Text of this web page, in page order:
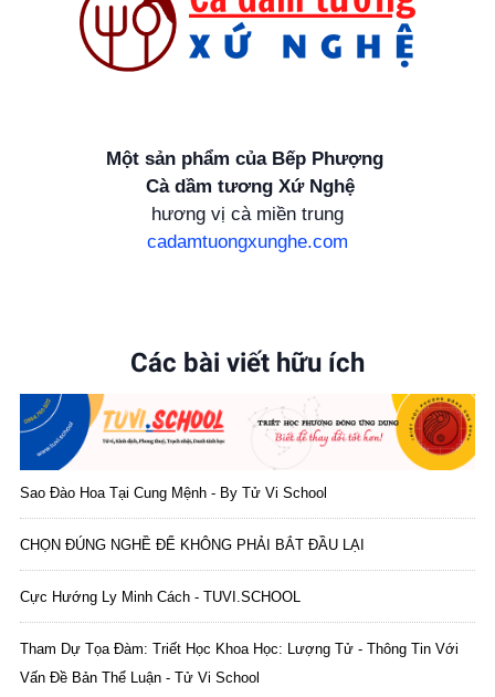
Một sản phẩm của Bếp Phượng
Cà dầm tương Xứ Nghệ
hương vị cà miền trung
cadamtuongxunghe.com
Các bài viết hữu ích
Sao Đào Hoa Tại Cung Mệnh - By Tử Vi School
CHỌN ĐÚNG NGHỀ ĐỂ KHÔNG PHẢI BẮT ĐẦU LẠI
Cực Hướng Ly Minh Cách - TUVI.SCHOOL
Tham Dự Tọa Đàm: Triết Học Khoa Học: Lượng Tử - Thông Tin Với
Vấn Đề Bản Thể Luận - Tử Vi School